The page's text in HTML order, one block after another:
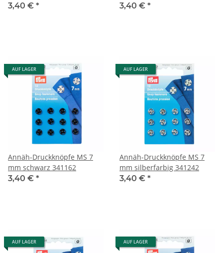
3,40 € *
3,40 € *
AUF LAGER
Annäh-Druckknöpfe MS 7
mm schwarz 341162
3,40 € *
AUF LAGER
Annäh-Druckknöpfe MS 7
mm silberfarbig 341242
3,40 € *
AUF LAGER AUF LAGER